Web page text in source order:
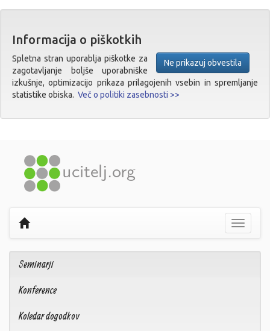
Informacija o piškotkih
Ne prikazuj obvestila
Spletna stran uporablja piškotke za
zagotavljanje boljše uporabniške
izkušnje, optimizacijo prikaza prilagojenih vsebin in spremljanje
statistike obiska. Več o politiki zasebnosti >>
Prikaži
Seminarji
Konference
Koledar dogodkov